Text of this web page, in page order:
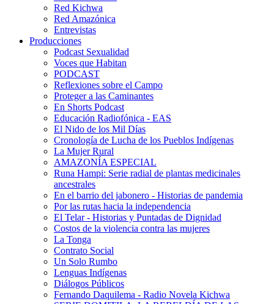
Red Kichwa
Red Amazónica
Entrevistas
Producciones
Podcast Sexualidad
Voces que Habitan
PODCAST
Reflexiones sobre el Campo
Proteger a las Caminantes
En Shorts Podcast
Educación Radiofónica - EAS
El Nido de los Mil Días
Cronología de Lucha de los Pueblos Indígenas
La Mujer Rural
AMAZONÍA ESPECIAL
Runa Hampi: Serie radial de plantas medicinales
ancestrales
En el barrio del jabonero - Historias de pandemia
Por las rutas hacia la independencia
El Telar - Historias y Puntadas de Dignidad
Costos de la violencia contra las mujeres
La Tonga
Contrato Social
Un Solo Rumbo
Lenguas Indígenas
Diálogos Públicos
Fernando Daquilema - Radio Novela Kichwa